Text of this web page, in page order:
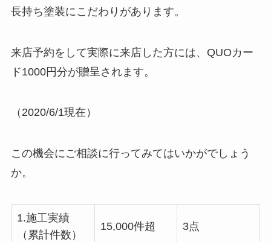
長持ち塗装にこだわりがあります。
来店予約をして実際に来店した方には、QUOカー
ド1000円分が贈呈されます。
（2020/6/1現在）
この機会にご相談に行ってみてはいかがでしょう
か。
1.施工実績
（累計件数）
15,000件超 3点